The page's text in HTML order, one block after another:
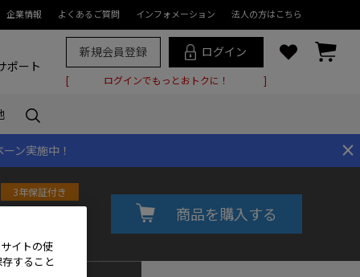
企業情報 よくあるご質問 インフォメーション 法人の方はこちら
ポート
新規会員登録 ログイン
ログインでもっとおトクに！
×
ン実施中！
3年保証付き
商品を購入する
イトの使
すること